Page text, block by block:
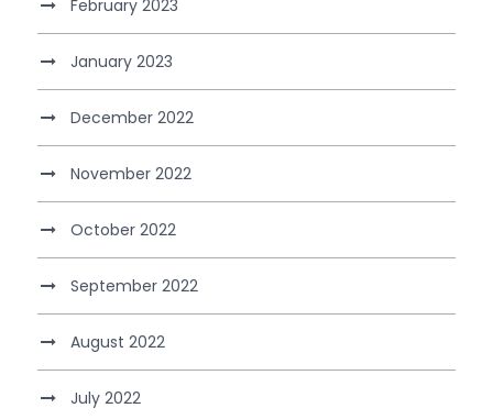
February 2023
January 2023
December 2022
November 2022
October 2022
September 2022
August 2022
July 2022